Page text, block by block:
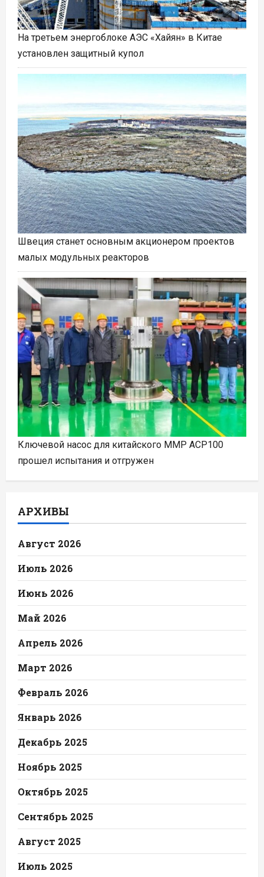
На третьем энергоблоке АЭС «Хайян» в Китае
установлен защитный купол
Швеция станет основным акционером проектов
малых модульных реакторов
Ключевой насос для китайского ММР ACP100
прошел испытания и отгружен
АРХИВЫ
Август 2026
Июль 2026
Июнь 2026
Май 2026
Апрель 2026
Март 2026
Февраль 2026
Январь 2026
Декабрь 2025
Ноябрь 2025
Октябрь 2025
Сентябрь 2025
Август 2025
Июль 2025